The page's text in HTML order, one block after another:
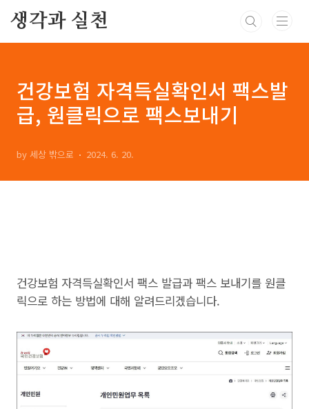
생각과 실천
건강보험 자격득실확인서 팩스발
급, 원클릭으로 팩스보내기
by 세상 밖으로 2024. 6. 20.
건강보험 자격득실확인서 팩스 발급과 팩스 보내기를 원클
릭으로 하는 방법에 대해 알려드리겠습니다.